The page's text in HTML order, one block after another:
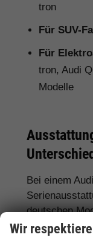
tron
Für SUV-
Für
tron, Audi
Modelle
Bei einem
deutschen
sich ein
Wir